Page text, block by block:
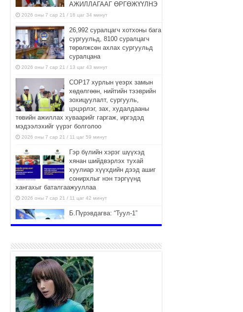
АЖИЛЛАГААГ ӨРГӨЖҮҮЛНЭ
2026 оны 7 сар 21 / 16 цаг 34 минут
26,992 суралцагч хотхоны бага
сургуульд, 8100 суралцагч
төрөлжсөн ахлах сургуульд
суралцана
2026 оны 7 сар 21 / 13 цаг 43 минут
COP17 хурлын үеэрх замын
хөдөлгөөн, нийтийн тээврийн
зохицуулалт, сургууль,
цэцэрлэг, зах, худалдааны
төвийн ажиллах хуваарийг гаргаж, иргэдэд
мэдээлэхийг үүрэг болголоо
2026 оны 7 сар 21 / 11 цаг 59 минут
Гэр бүлийн хэрэг шүүхэд
хянан шийдвэрлэх тухай
хуулиар хүүхдийн дээд ашиг
сонирхлыг нэн тэргүүнд
хангахыг баталгаажууллаа
2026 оны 7 сар 21 / 11 цаг 42 минут
Б.Пүрэвдагва: “Туул-1”
2026 оны 7 сар 21 / 10 цаг 15 минут
НИЙСЛЭЛ, АЙМГИЙН
УДИРДЛАГУУДЫН АЖЛЫГ
ХҮНД СУРТЛЫГ БУУРУУЛЖ,
ИРГЭД, АЖ АХУЙН НЭГЖИЙН
АЧААГ ХЭРХЭН ХӨНГӨЛСНӨӨР ДҮГНЭНЭ